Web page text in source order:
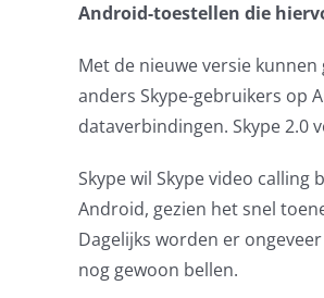
Android-toestellen die
Met de nieuwe versie
anders Skype-gebruikers op
dataverbindingen. Skype 2.0
Skype wil Skype video
Android, gezien het snel
Dagelijks worden er
nog gewoon bellen.